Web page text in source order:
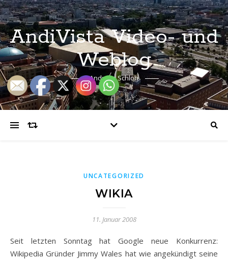
AndiVista Video- und
Weblog
Andreas Schloh
UNCATEGORIZED
WIKIA
11. Januar 2008
Seit letzten Sonntag hat Google neue Konkurrenz:
Wikipedia Gründer Jimmy Wales hat wie angekündigt seine